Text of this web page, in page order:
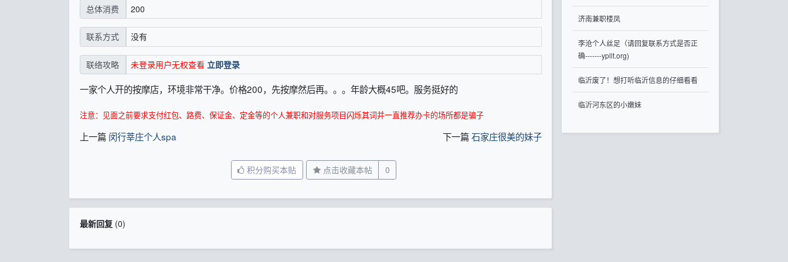
总体消费 200
联系方式 没有
联络攻略 未登录用户无权查看 立即登录
一家个人开的按摩店，环境非常干净。价格200，先按摩然后再。。。年龄大概45吧。服务挺好的
注意：见面之前要求支付红包、路费、保证金、定金等的个人兼职和对服务项目闪烁其词并一直推荐办卡的场所都是骗子
上一篇 闵行莘庄个人spa 下一篇 石家庄很美的妹子
积分购买本贴 点击收藏本帖 0
最新回复(0)
济南兼职楼凤
李沧个人丝足（请回复联系方式是否正
确-------ypllt.org)
临沂废了！想打听临沂信息的仔细看看
临沂河东区的小嫩妹